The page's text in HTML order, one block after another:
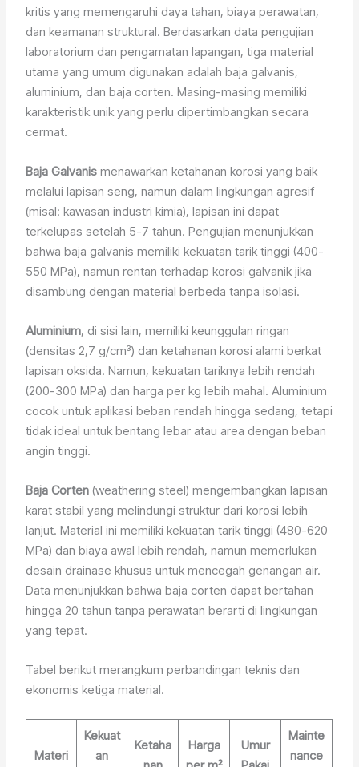
kritis yang memengaruhi daya tahan, biaya perawatan,
dan keamanan struktural. Berdasarkan data pengujian
laboratorium dan pengamatan lapangan, tiga material
utama yang umum digunakan adalah baja galvanis,
aluminium, dan baja corten. Masing-masing memiliki
karakteristik unik yang perlu dipertimbangkan secara
cermat.
Baja Galvanis menawarkan ketahanan korosi yang baik
melalui lapisan seng, namun dalam lingkungan agresif
(misal: kawasan industri kimia), lapisan ini dapat
terkelupas setelah 5-7 tahun. Pengujian menunjukkan
bahwa baja galvanis memiliki kekuatan tarik tinggi (400-
550 MPa), namun rentan terhadap korosi galvanik jika
disambung dengan material berbeda tanpa isolasi.
Aluminium, di sisi lain, memiliki keunggulan ringan
(densitas 2,7 g/cm³) dan ketahanan korosi alami berkat
lapisan oksida. Namun, kekuatan tariknya lebih rendah
(200-300 MPa) dan harga per kg lebih mahal. Aluminium
cocok untuk aplikasi beban rendah hingga sedang, tetapi
tidak ideal untuk bentang lebar atau area dengan beban
angin tinggi.
Baja Corten (weathering steel) mengembangkan lapisan
karat stabil yang melindungi struktur dari korosi lebih
lanjut. Material ini memiliki kekuatan tarik tinggi (480-620
MPa) dan biaya awal lebih rendah, namun memerlukan
desain drainase khusus untuk mencegah genangan air.
Data menunjukkan bahwa baja corten dapat bertahan
hingga 20 tahun tanpa perawatan berarti di lingkungan
yang tepat.
Tabel berikut merangkum perbandingan teknis dan
ekonomis ketiga material.
Materi
Kekuat
an
Ketaha
Harga
Umur
Mainte
nance